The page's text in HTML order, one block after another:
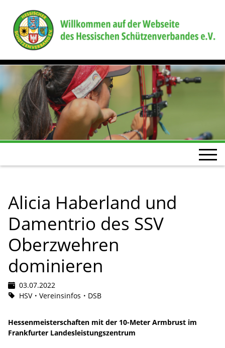
Alicia Haberland und
Damentrio des SSV
Oberzwehren
dominieren
03.07.2022
HSV
Vereinsinfos DSB
Hessenmeisterschaften mit der 10-Meter Armbrust im
Frankfurter Landesleistungszentrum